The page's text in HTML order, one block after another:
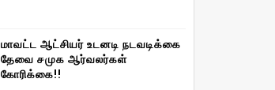
மாவட்ட ஆட்சியர் உடனடி நடவடிக்கை
தேவை சமுக ஆர்வலர்கள்
கோரிக்கை!!